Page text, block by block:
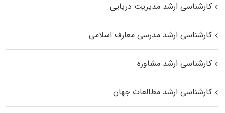
کارشناسی ارشد مدیریت دریایی
کارشناسی ارشد مدرسی معارف اسلامی
کارشناسی ارشد مشاوره
کارشناسی ارشد مطالعات جهان